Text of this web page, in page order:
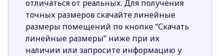
классического стиля, поэтому будет
гармонировать со многими проектами домов
из раздела нашего каталога, посвященного
отличаться от реальных. Для получения
точных размеров скачайте линейные
размеры помещений по кнопке “Скачать
линейные размеры” ниже при их
наличии или запросите информацию у